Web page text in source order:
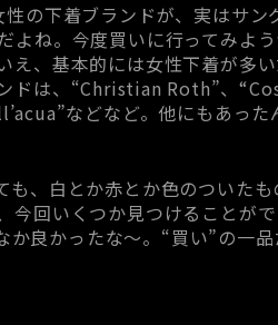
の下着ブランドが、実はサン
ね。今度買いに行ってみよ
え、基本的には女性下着が多
ドは、“Christian Roth”、
などなど。他にもあった
、白とか赤とか色のついた
回いくつか見つけることが
か良かったな～。“買い”の一